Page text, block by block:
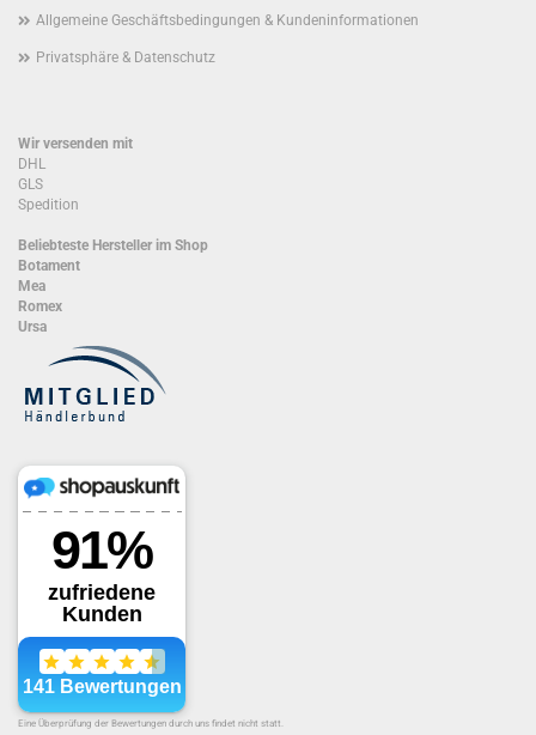
Allgemeine Geschäftsbedingungen & Kundeninformationen
Privatsphäre & Datenschutz
Wir versenden mit
DHL
GLS
Spedition
Beliebteste Hersteller im Shop
Botament
Mea
Romex
Ursa
Eine Überprüfung der Bewertungen durch uns findet nicht statt.